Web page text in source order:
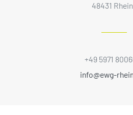
48431
+49 5971
info@ewg-